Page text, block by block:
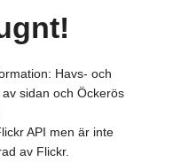
Havs- och
sidan och Öckerös
API men är inte
av Flickr.